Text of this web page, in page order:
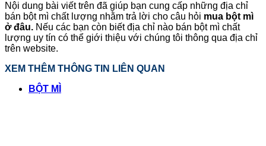
Nội dung bài viết trên đã giúp bạn cung cấp những địa chỉ
bán bột mì chất lượng nhằm trả lời cho câu hỏi mua bột mì
ở đâu. Nếu các bạn còn biết địa chỉ nào bán bột mì chất
lượng uy tín có thể giới thiệu với chúng tôi thông qua địa chỉ
trên website.
XEM THÊM THÔNG TIN LIÊN QUAN
BỘT MÌ